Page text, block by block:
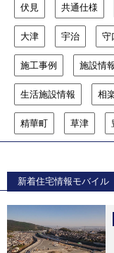
伏見 共通仕様
大津 宇治 守
施工事例 施設情
生活施設情報 相
精華町 草津
新着住宅情報モバイル